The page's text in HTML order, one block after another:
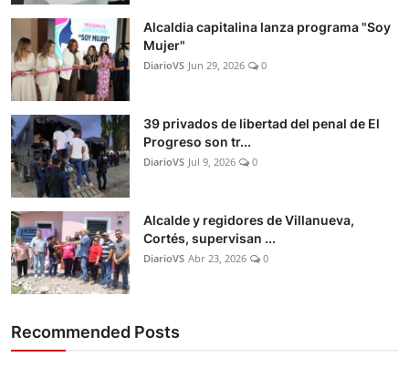
Alcaldia capitalina lanza programa "Soy
Mujer"
DiarioVS Jun 29, 2026 0
39 privados de libertad del penal de El
Progreso son tr...
DiarioVS Jul 9, 2026 0
Alcalde y regidores de Villanueva,
Cortés, supervisan ...
DiarioVS Abr 23, 2026 0
Recommended Posts